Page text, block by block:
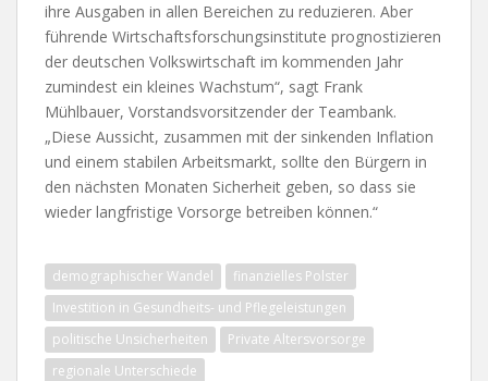
ihre Ausgaben in allen Bereichen zu reduzieren. Aber
führende Wirtschaftsforschungsinstitute prognostizieren
der deutschen Volkswirtschaft im kommenden Jahr
zumindest ein kleines Wachstum“, sagt Frank
Mühlbauer, Vorstandsvorsitzender der Teambank.
„Diese Aussicht, zusammen mit der sinkenden Inflation
und einem stabilen Arbeitsmarkt, sollte den Bürgern in
den nächsten Monaten Sicherheit geben, so dass sie
wieder langfristige Vorsorge betreiben können.“
demographischer Wandel
finanzielles Polster
Investition in Gesundheits- und Pflegeleistungen
politische Unsicherheiten
Private Altersvorsorge
regionale Unterschiede